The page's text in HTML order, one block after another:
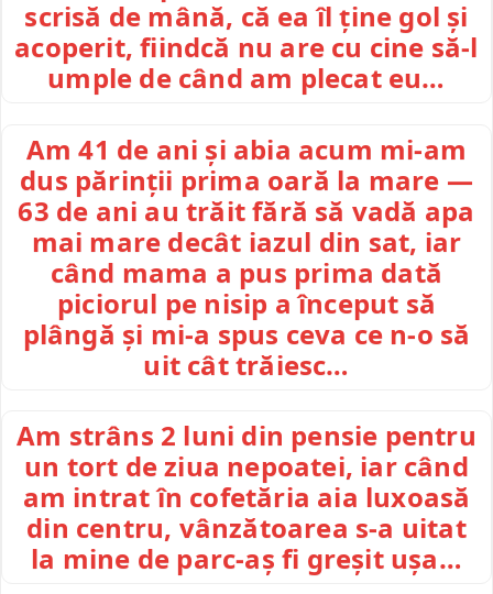
scrisă de mână, că ea îl ține gol și
acoperit, fiindcă nu are cu cine să-l
umple de când am plecat eu…
Am 41 de ani și abia acum mi-am
dus părinții prima oară la mare —
63 de ani au trăit fără să vadă apa
mai mare decât iazul din sat, iar
când mama a pus prima dată
piciorul pe nisip a început să
plângă și mi-a spus ceva ce n-o să
uit cât trăiesc…
Am strâns 2 luni din pensie pentru
un tort de ziua nepoatei, iar când
am intrat în cofetăria aia luxoasă
din centru, vânzătoarea s-a uitat
la mine de parc-aș fi greșit ușa…